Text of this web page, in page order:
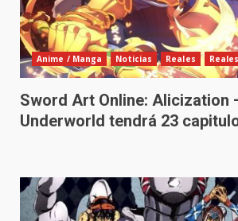
Anime / Manga Noticias Reales Reales
Sword Art Online: Alicization
Underworld tendrá 23